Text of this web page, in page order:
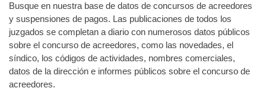
Busque en nuestra base de datos de concursos de acreedores
y suspensiones de pagos. Las publicaciones de todos los
juzgados se completan a diario con numerosos datos públicos
sobre el concurso de acreedores, como las novedades, el
síndico, los códigos de actividades, nombres comerciales,
datos de la dirección e informes públicos sobre el concurso de
acreedores.